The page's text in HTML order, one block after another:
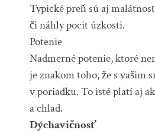
Typické preň sú aj
či náhly pocit úzkosti.
Potenie
Nadmerné potenie, ktoré
je znakom toho, že s vašim
v poriadku. To isté platí aj
a chlad.
Dýchavičnosť